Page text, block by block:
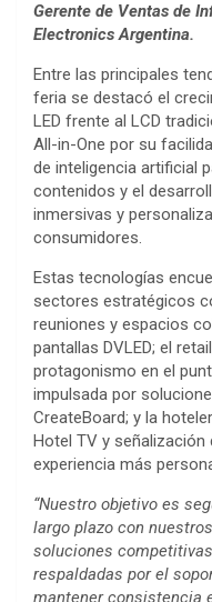
Gerente de Ventas de
Electronics Argentina.
Entre las principales
feria se destacó el
LED frente al LCD
All-in-One por su
de inteligencia artificial
contenidos y el
inmersivas y
consumidores.
Estas tecnologías
sectores estratégicos
reuniones y espacios
pantallas DVLED; el
protagonismo en el
impulsada por
CreateBoard; y la
Hotel TV y
experiencia más
“Nuestro objetivo es
largo plazo con
soluciones
respaldadas por el
mantener consistencia